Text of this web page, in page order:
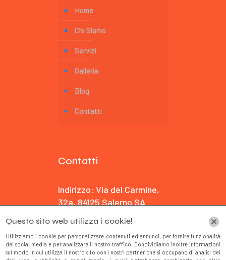
Home
Chi Siamo
Servizi
Galleria
Blog
Contatti
Contatti
Indirizzo: Via del Carmine,
32a, 84125 Salerno SA
Tel: +39 3477 497 668
Questo sito web utilizza i cookie!
Utilizziamo i cookie per personalizzare contenuti ed annunci, per fornire funzionalità
dei social media e per analizzare il nostro traffico. Condividiamo inoltre informazioni
sul modo in cui utilizza il nostro sito con i nostri partner che si occupano di analisi dei